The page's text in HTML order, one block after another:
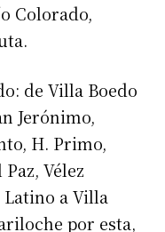
Colorado,
de Villa Boedo
Jerónimo,
H. Primo,
Vélez
Latino a Villa
por esta,